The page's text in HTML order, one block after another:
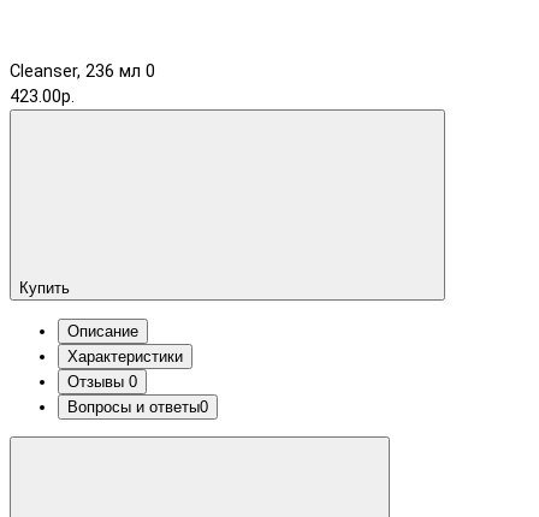
Cleanser, 236 мл 0
423.00р.
Купить
Описание
Характеристики
Отзывы 0
Вопросы и ответы0